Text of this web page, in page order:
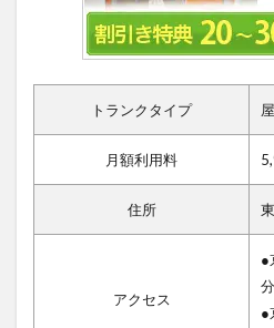
トランクタイプ
月額利用料
住所
アクセス
●
分
●